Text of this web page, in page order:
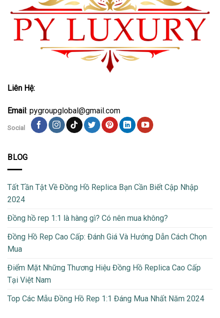
Liên Hệ:
Email: pygroupglobal@gmail.com
Social
BLOG
Tất Tần Tật Về Đồng Hồ Replica Bạn Cần Biết Cập Nhập
2024
Đồng hồ rep 1:1 là hàng gì? Có nên mua không?
Đồng Hồ Rep Cao Cấp: Đánh Giá Và Hướng Dẫn Cách Chọn
Mua
Điểm Mặt Những Thương Hiệu Đồng Hồ Replica Cao Cấp
Tại Việt Nam
Top Các Mẫu Đồng Hồ Rep 1:1 Đáng Mua Nhất Năm 2024